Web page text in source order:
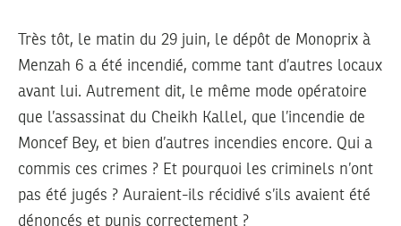
Très tôt, le matin du 29 juin, le dépôt de Monoprix à
Menzah 6 a été incendié, comme tant d’autres locaux
avant lui. Autrement dit, le même mode opératoire
que l’assassinat du Cheikh Kallel, que l’incendie de
Moncef Bey, et bien d’autres incendies encore. Qui a
commis ces crimes ? Et pourquoi les criminels n’ont
pas été jugés ? Auraient-ils récidivé s’ils avaient été
dénoncés et punis correctement ?